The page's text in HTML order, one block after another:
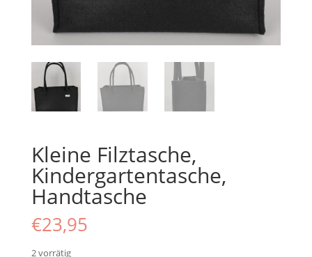
Kleine Filztasche,
Kindergartentasche,
Handtasche
€23,95
2 vorrätig